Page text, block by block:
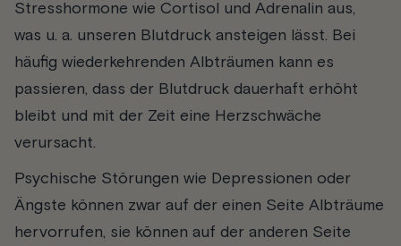
Stresshormone wie Cortisol und Adrenalin aus,
was u. a. unseren Blutdruck ansteigen lässt. Bei
häufig wiederkehrenden Albträumen kann es
passieren, dass der Blutdruck dauerhaft erhöht
bleibt und mit der Zeit eine Herzschwäche
verursacht.
Psychische Störungen wie Depressionen oder
Ängste können zwar auf der einen Seite Albträume
hervorrufen, sie können auf der anderen Seite